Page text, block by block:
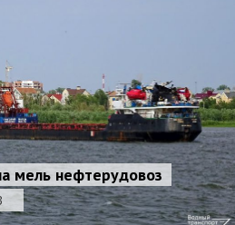
мель нефтерудовоз